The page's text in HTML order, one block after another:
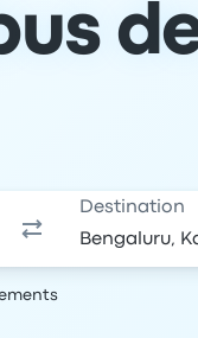
Destination